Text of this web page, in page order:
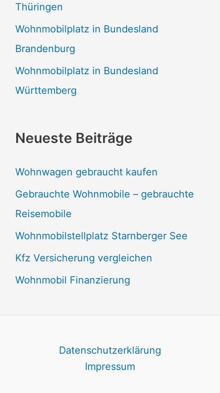
Thüringen
Wohnmobilplatz in Bundesland
Brandenburg
Wohnmobilplatz in Bundesland
Württemberg
Neueste Beiträge
Wohnwagen gebraucht kaufen
Gebrauchte Wohnmobile – gebrauchte
Reisemobile
Wohnmobilstellplatz Starnberger See
Kfz Versicherung vergleichen
Wohnmobil Finanzierung
Datenschutzerklärung
Impressum